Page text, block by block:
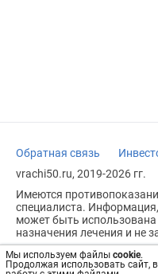
Мы используем файлы cookie.
Продолжая использовать сайт,
Обратная связь
vrachi50.ru, 2019-2026 гг.
Имеются
специалиста.
может быть использована
назначения лечения и не
Возрастное ограничение: